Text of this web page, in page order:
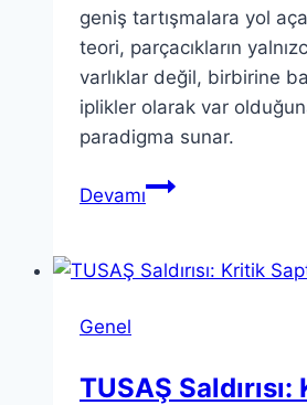
geniş tartışmalara yol
teori, parçacıkların
varlıklar değil, birbirine
iplikler olarak var
paradigma sunar.
DevamıKordon
ve
Genel
TUSAŞ